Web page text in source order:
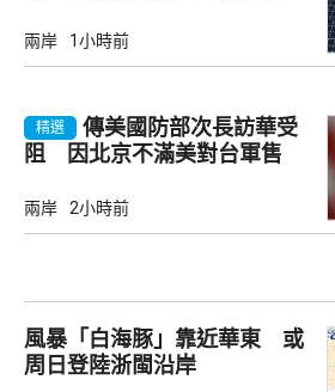
兩岸 1小時前
精選
傳美國防部次長訪華受
阻 因北京不滿美對台軍售
兩岸 2小時前
風暴「白海豚」靠近華東 或
周日登陸浙閩沿岸